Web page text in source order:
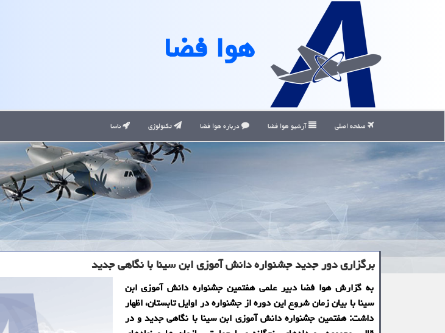
هوا فضا
صفحه اصلی آرشیو هوا فضا درباره هوا فضا تکنولوژی ناسا
برگزاری دور جدید جشنواره دانش آموزی ابن سینا با نگاهی جدید
به گزارش هوا فضا دبیر علمی هفتمین جشنواره دانش آموزی ابن
سینا با بیان زمان شروع این دوره از جشنواره در اوایل تابستان، اظهار
داشت: هفتمین جشنواره دانش آموزی ابن سینا با نگاهی جدید و در